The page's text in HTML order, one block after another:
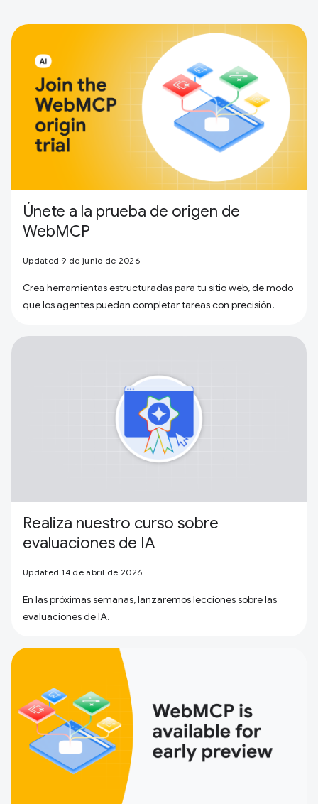
Únete a la prueba de origen de
WebMCP
Updated 9 de junio de 2026
Crea herramientas estructuradas para tu sitio web, de modo
que los agentes puedan completar tareas con precisión.
Realiza nuestro curso sobre
evaluaciones de IA
Updated 14 de abril de 2026
En las próximas semanas, lanzaremos lecciones sobre las
evaluaciones de IA.